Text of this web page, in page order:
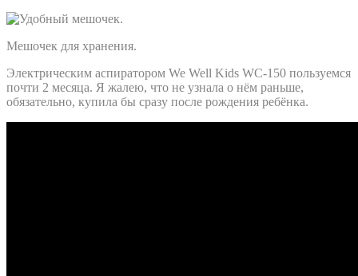
Мешочек для хранения.
Электрическим аспиратором We Well Kids WC-150 пользуемся
почти 2 месяца. Я жалею, что не узнала о нём раньше,
обязательно, купила бы сразу после рождения ребёнка.